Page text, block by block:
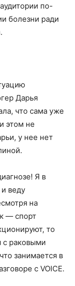
по-
болезни ради
Дарья
что сама уже
этом не
у нее нет
Я в
веду
на
— спорт
то
с раковыми
занимается в
с VOICE.